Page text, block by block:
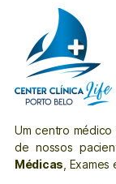
Um centro
de nossos
Médicas ,